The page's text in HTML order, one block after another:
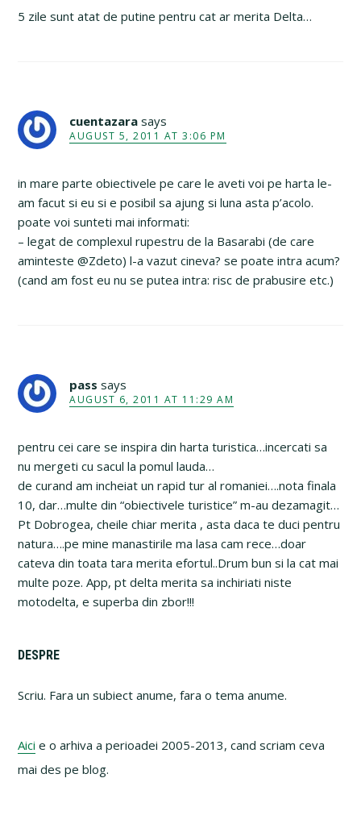
5 zile sunt atat de putine pentru cat ar merita Delta…
cuentazara says
AUGUST 5, 2011 AT 3:06 PM
in mare parte obiectivele pe care le aveti voi pe harta le-
am facut si eu si e posibil sa ajung si luna asta p’acolo.
poate voi sunteti mai informati:
– legat de complexul rupestru de la Basarabi (de care
aminteste @Zdeto) l-a vazut cineva? se poate intra acum?
(cand am fost eu nu se putea intra: risc de prabusire etc.)
pass says
AUGUST 6, 2011 AT 11:29 AM
pentru cei care se inspira din harta turistica…incercati sa
nu mergeti cu sacul la pomul lauda…
de curand am incheiat un rapid tur al romaniei….nota finala
10, dar…multe din “obiectivele turistice” m-au dezamagit…
Pt Dobrogea, cheile chiar merita , asta daca te duci pentru
natura….pe mine manastirile ma lasa cam rece…doar
cateva din toata tara merita efortul..Drum bun si la cat mai
multe poze. App, pt delta merita sa inchiriati niste
motodelta, e superba din zbor!!!
Primary
Sidebar
DESPRE
Scriu. Fara un subiect anume, fara o tema anume.
Aici e o arhiva a perioadei 2005-2013, cand scriam ceva
mai des pe blog.